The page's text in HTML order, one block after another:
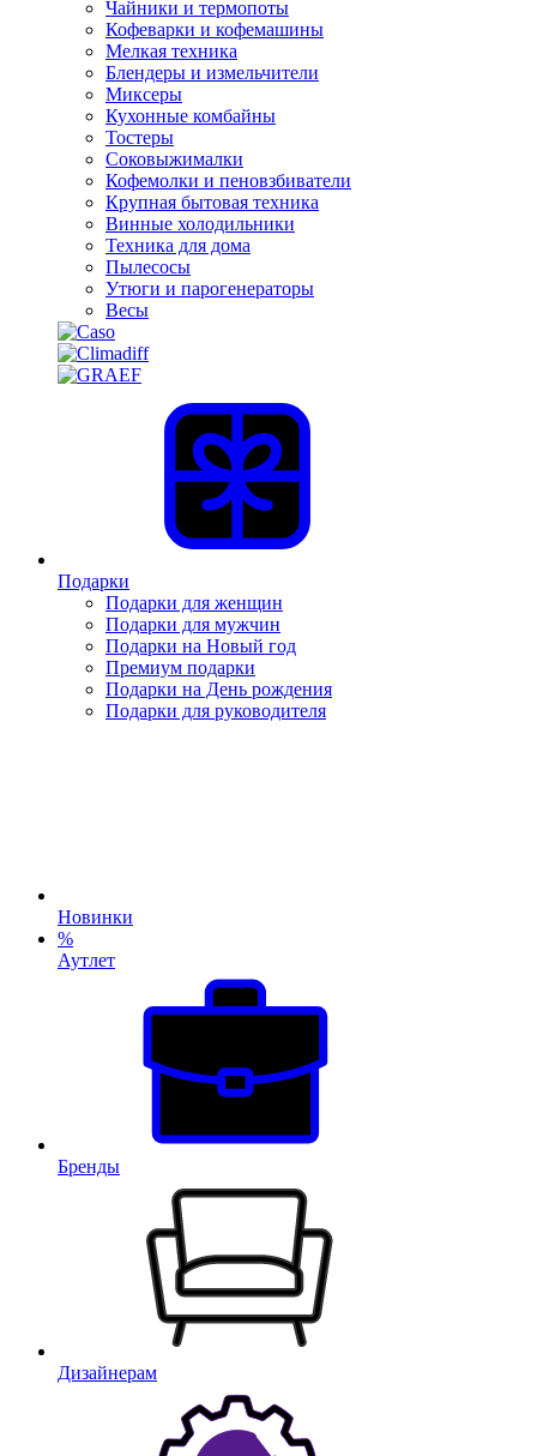
Чайники и термопоты
Кофеварки и кофемашины
Мелкая техника
Блендеры и измельчители
Миксеры
Кухонные комбайны
Тостеры
Соковыжималки
Кофемолки и пеновзбиватели
Крупная бытовая техника
Винные холодильники
Техника для дома
Пылесосы
Утюги и парогенераторы
Весы
Подарки
Подарки для женщин
Подарки для мужчин
Подарки на Новый год
Премиум подарки
Подарки на День рождения
Подарки для руководителя
Новинки
%
Аутлет
Бренды
Дизайнерам